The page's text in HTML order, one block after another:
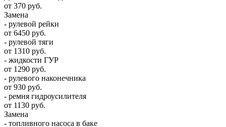
от 370 руб.
Замена
- рулевой рейки
от 6450 руб.
- рулевой тяги
от 1310 руб.
- жидкости ГУР
от 1290 руб.
- рулевого наконечника
от 930 руб.
- ремня гидроусилителя
от 1130 руб.
Замена
- топливного насоса в баке